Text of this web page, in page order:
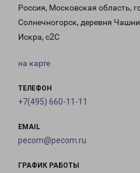
Россия, Московская область,
Солнечногорск, деревня
Искра, с2С
на карте
ТЕЛЕФОН
+7(495) 660-11-11
EMAIL
pecom@pecom.ru
ГРАФИК РАБОТЫ